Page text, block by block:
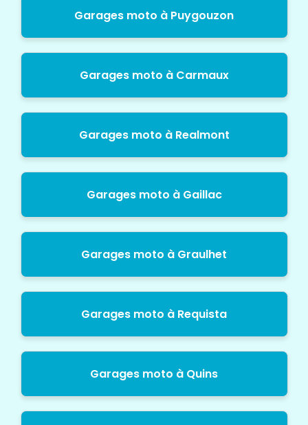
Garages moto à Puygouzon
Garages moto à Carmaux
Garages moto à Realmont
Garages moto à Gaillac
Garages moto à Graulhet
Garages moto à Requista
Garages moto à Quins